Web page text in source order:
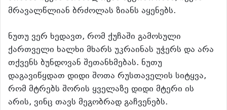
მრავალწლიან ბრძოლას ზიანს აყენებს.
ნუთუ ვერ ხედავთ, რომ ქუჩაში გამოსული
ქართველი ხალხი მხარს უკრაინას უჭერს და არა
თქვენს ბუნდოვან შეთანხმებას. ნუთუ
დაგავიწყდათ დიდი შოთა რუსთაველის სიტყვა,
რომ მტრებს შორის ყველაზე დიდი მტერი ის
არის, ვინც თავს მეგობრად გაჩვენებს.